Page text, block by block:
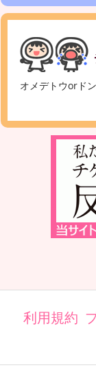
オメデトウorド
利用規約